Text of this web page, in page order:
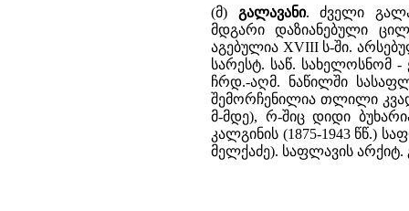
(მ) გალავანი. ძველი
მდგარი დაზიანებული
აგებულია XVIII ს-ში.
სარესტ. საწ. სახელოსნომ
ჩრდ.-აღმ. ნაწილში
შემორჩენილია თლილი
მ-მდე), რ-შიც დიდი
კალგინის (1875-1943 წწ.)
მელქაძე). საფლავის